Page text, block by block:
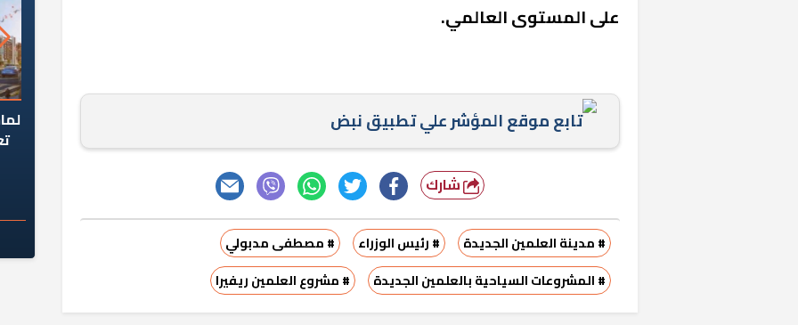
على المستوى العالمي.
تابع موقع المؤشر علي تطبيق نبض
شارك
# مدينة العلمين الجديدة # رئيس الوزراء
# مصطفى مدبولي
# المشروعات السياحية بالعلمين الجديدة
# مشروع العلمين ريفيرا
«المؤشر» يطرح السؤال الصعب: هل
كان اختيار خريج معهد العاشر من تعليمات الرئيس السيسي؟